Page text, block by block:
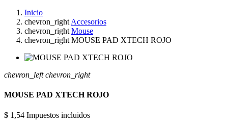
Inicio
chevron_right Accesorios
chevron_right Mouse
chevron_right MOUSE PAD XTECH ROJO
chevron_left chevron_right
MOUSE PAD XTECH ROJO
$ 1,54 Impuestos incluidos